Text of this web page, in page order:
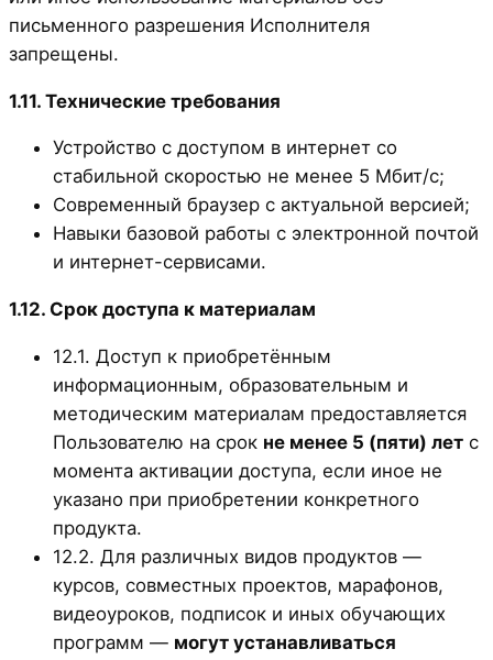
письменного разрешения Исполнителя
запрещены.
1.11. Технические требования
Устройство с доступом в интернет со
стабильной скоростью не менее 5 Мбит/с;
Современный браузер с актуальной версией;
Навыки базовой работы с электронной почтой
и интернет-сервисами.
1.12. Срок доступа к материалам
12.1. Доступ к приобретённым
информационным, образовательным и
методическим материалам предоставляется
Пользователю на срок не менее 5 (пяти) лет с
момента активации доступа, если иное не
указано при приобретении конкретного
продукта.
12.2. Для различных видов продуктов —
курсов, совместных проектов, марафонов,
видеоуроков, подписок и иных обучающих
программ — могут устанавливаться